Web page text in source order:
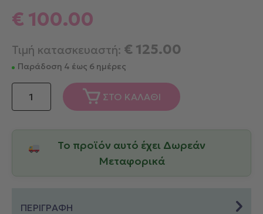
€ 100.00
Τιμή κατασκευαστή: € 125.00
Παράδοση 4 έως 6 ημέρες
Town
235x245
Υπέρδιπλη
ΣΤΟ ΚΑΛΑΘΙ
Το προϊόν αυτό έχει Δωρεάν
Μεταφορικά
ΠΕΡΙΓΡΑΦΗ